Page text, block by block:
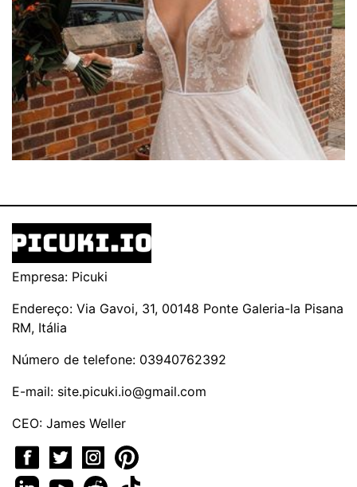
Empresa: Picuki
Endereço: Via Gavoi, 31, 00148 Ponte Galeria-la Pisana
RM, Itália
Número de telefone: 03940762392
E-mail: site.picuki.io@gmail.com
CEO: James Weller